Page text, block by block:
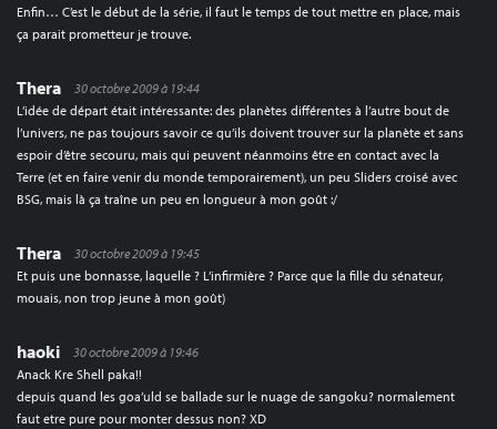
Enfin… C’est le début de la série, il faut le temps de tout mettre en place, mais
ça parait prometteur je trouve.
Thera
30 octobre 2009 à 19:44
L’idée de départ était intéressante: des planètes différentes à l’autre bout de
l’univers, ne pas toujours savoir ce qu’ils doivent trouver sur la planète et sans
espoir d’être secouru, mais qui peuvent néanmoins être en contact avec la
Terre (et en faire venir du monde temporairement), un peu Sliders croisé avec
BSG, mais là ça traîne un peu en longueur à mon goût :/
Thera
30 octobre 2009 à 19:45
Et puis une bonnasse, laquelle ? L’infirmière ? Parce que la fille du sénateur,
mouais, non trop jeune à mon goût)
haoki
30 octobre 2009 à 19:46
Anack Kre Shell paka!!
depuis quand les goa’uld se ballade sur le nuage de sangoku? normalement
faut etre pure pour monter dessus non? XD